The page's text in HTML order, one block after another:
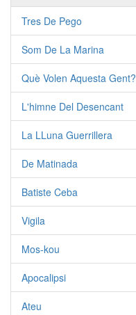
Tres De Pego
Som De La Marina
Què Volen Aquesta Gent?
L'himne Del Desencant
La LLuna Guerrillera
De Matinada
Batiste Ceba
Vigila
Mos-kou
Apocalipsi
Ateu